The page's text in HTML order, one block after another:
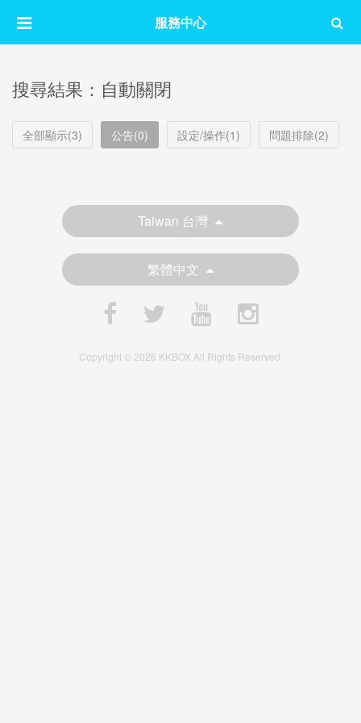
服務中心
搜尋結果：自動關閉
全部顯示(3) 公告(0) 設定/操作(1) 問題排除(2)
Taiwan 台灣
繁體中文
Copyright © 2026 KKBOX All Rights Reserved.